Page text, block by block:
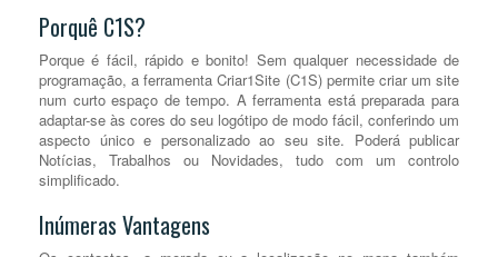
Porquê C1S?
Porque é fácil, rápido e bonito! Sem qualquer necessidade de
programação, a ferramenta Criar1Site (C1S) permite criar um site
num curto espaço de tempo. A ferramenta está preparada para
adaptar-se às cores do seu logótipo de modo fácil, conferindo um
aspecto único e personalizado ao seu site. Poderá publicar
Notícias, Trabalhos ou Novidades, tudo com um controlo
simplificado.
Inúmeras Vantagens